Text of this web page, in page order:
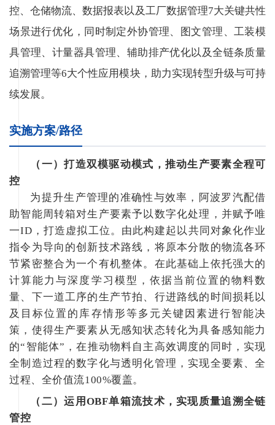
控、仓储物流、数据报表以及工厂数据管理7大关键共性
场景进行优化，同时制定外协管理、图文管理、工装模
具管理、计量器具管理、辅助排产优化以及全链条质量
追溯管理等6大个性应用模块，助力实现转型升级与可持
续发展。
实施方案/路径
（一）打造双模驱动模式，推动生产要素全程可
控
为提升生产管理的准确性与效率，阿波罗汽配借
助智能周转箱对生产要素予以数字化处理，并赋予唯
一ID，打造虚拟工位。由此构建起以共同对象化作业
指令为导向的创新技术路线，将原本分散的物流各环
节紧密整合为一个有机整体。在此基础上依托强大的
计算能力与深度学习模型，依据当前位置的物料数
量、下一道工序的生产节拍、行进路线的时间损耗以
及目标位置的库存情形等多元关键因素进行智能决
策，使得生产要素从无感知状态转化为具备感知能力
的“智能体”，在推动物料自主高效调度的同时，实现
全制造过程的数字化与透明化管理，实现全要素、全
过程、全价值流100%覆盖。
（二）运用OBF单箱流技术，实现质量追溯全链
管控